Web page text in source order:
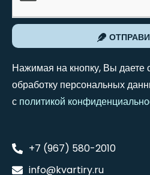
Нажимая на кнопку, Вы даете
обработку персональных
с политикой
+7 (967) 580-2010
info@kvartiry.ru